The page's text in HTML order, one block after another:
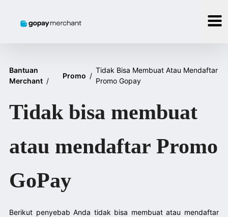
Bantuan
Merchant /
Promo /
Tidak Bisa Membuat Atau Mendaftar
Promo Gopay
Tidak bisa membuat
atau mendaftar Promo
GoPay
Berikut penyebab Anda tidak bisa membuat atau mendaftar